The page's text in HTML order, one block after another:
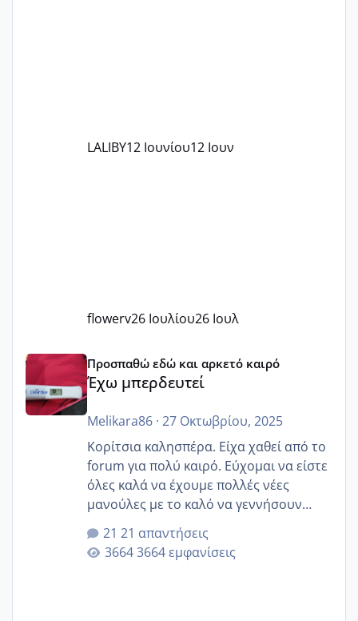
LALIBY12 Ιουνίου12 Ιουν
flowerv26 Ιουλίου26 Ιουλ
Έχω μπερδευτεί
Προσπαθώ εδώ και αρκετό καιρό
Έχω μπερδευτεί
Melikara86· 27 Οκτωβρίου, 2025
Κορίτσια καλησπέρα. Είχα χαθεί από το
forum για πολύ καιρό. Εύχομαι να είστε
όλες καλά να έχουμε πολλές νέες
μανούλες με το καλό να γεννήσουν
αυτές που ήδη περιμένουν. Να πάρουν
γερα μωράκια στην αγκαλίτσα τους
🙏🏼🙏🏼 Ας πάμε λοιπόν στο θέμα μου.
21 απαντήσεις
3664 εμφανίσεις